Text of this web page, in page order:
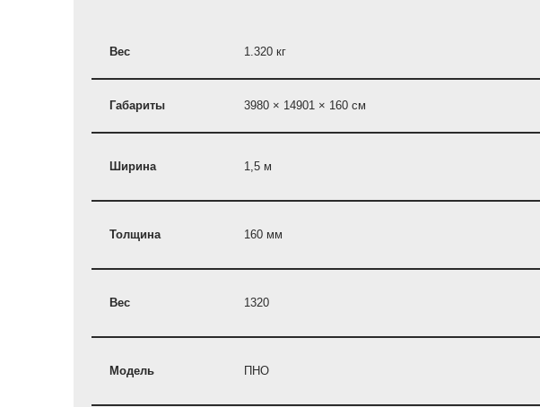
Вес 1.320 кг
Габариты 3980 × 14901 × 160 см
Ширина 1,5 м
Толщина 160 мм
Вес 1320
Модель ПНО